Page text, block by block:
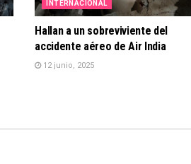
INTERNACIONAL
Hallan a un sobreviviente del
accidente aéreo de Air India
12 junio, 2025